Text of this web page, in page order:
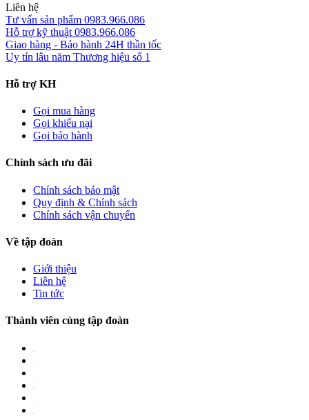
Liên hệ
Tư vấn sản phẩm 0983.966.086
Hỗ trợ kỹ thuật 0983.966.086
Giao hàng - Bảo hành 24H thần tốc
Uy tín lâu năm Thương hiệu số 1
Hỗ trợ KH
Gọi mua hàng
Gọi khiếu nại
Gọi bảo hành
Chính sách ưu đãi
Chính sách bảo mật
Quy định & Chính sách
Chính sách vận chuyển
Về tập đoàn
Giới thiệu
Liên hệ
Tin tức
Thành viên cùng tập đoàn